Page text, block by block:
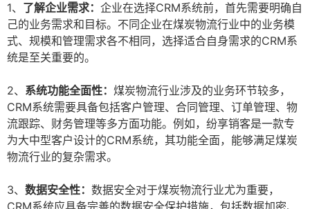
1、 了解企业需求： 企业在选择CRM系统前，首先需要明确自
己的业务需求和目标。不同企业在煤炭物流行业中的业务模
式、规模和管理需求各不相同，选择适合自身需求的CRM系
统是至关重要的。
2、 系统功能全面性： 煤炭物流行业涉及的业务环节较多，
CRM系统需要具备包括客户管理、合同管理、订单管理、物
流跟踪、财务管理等多方面功能。例如，纷享销客是一款专
为大中型客户设计的CRM系统，其功能全面，能够满足煤炭
物流行业的复杂需求。
3、 数据安全性： 数据安全对于煤炭物流行业尤为重要，